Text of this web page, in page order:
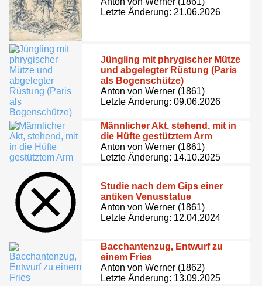
Letzte Änderung: 21.06.2026
Jüngling mit phrygischer Mütze
und abgelegter Rüstung (Paris
als Bogenschütze)
Anton von Werner (1861)
Letzte Änderung: 09.06.2026
Männlicher Akt, stehend, mit in
die Hüfte gestütztem Arm
Anton von Werner (1861)
Letzte Änderung: 14.10.2025
Studie nach dem Gips einer
antiken Venusstatue
Anton von Werner (1861)
Letzte Änderung: 12.04.2024
Bacchantenzug, Entwurf zu
einem Fries
Anton von Werner (1862)
Letzte Änderung: 13.09.2025